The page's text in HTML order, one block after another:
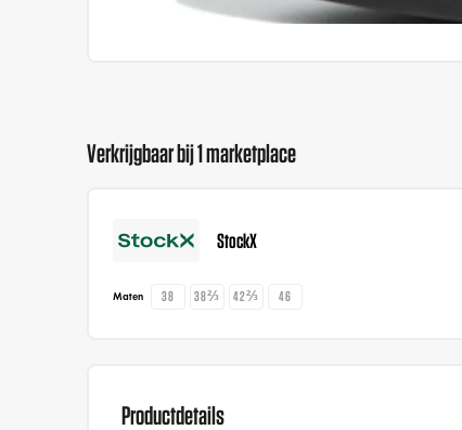
Verkrijgbaar bij 1 marketplace
StockX
Maten 38 38⅔ 42⅔ 46
Productdetails